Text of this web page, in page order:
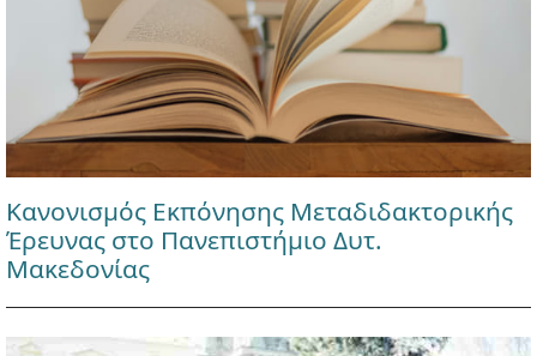
Κανονισμός Εκπόνησης Μεταδιδακτορικής
Έρευνας στο Πανεπιστήμιο Δυτ.
Μακεδονίας